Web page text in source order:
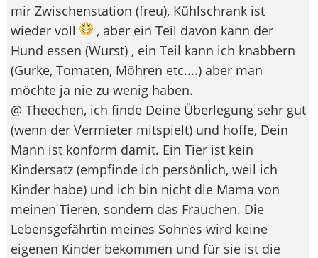
mir Zwischenstation (freu), Kühlschrank ist
wieder voll
, aber ein Teil davon kann der
Hund essen (Wurst) , ein Teil kann ich knabbern
(Gurke, Tomaten, Möhren etc....) aber man
möchte ja nie zu wenig haben.
@ Theechen, ich finde Deine Überlegung sehr gut
(wenn der Vermieter mitspielt) und hoffe, Dein
Mann ist konform damit. Ein Tier ist kein
Kindersatz (empfinde ich persönlich, weil ich
Kinder habe) und ich bin nicht die Mama von
meinen Tieren, sondern das Frauchen. Die
Lebensgefährtin meines Sohnes wird keine
eigenen Kinder bekommen und für sie ist die